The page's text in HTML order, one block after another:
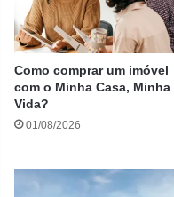
Como comprar um imóvel
com o Minha Casa, Minha
Vida?
01/08/2026